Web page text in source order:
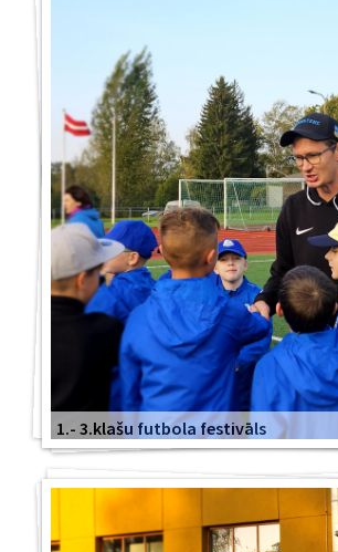
1.- 3.klašu futbola festivāls